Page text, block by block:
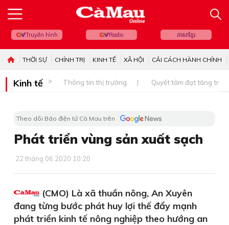
Truyền hình Radio ភាសាខ្មែរ
THỜI SỰ CHÍNH TRỊ KINH TẾ XÃ HỘI CẢI CÁCH HÀNH CHÍNH
Kinh tế Thông tin thị trường Quyết tâm đạt tăng
Theo dõi Báo điện tử Cà Mau trên
Phát triển vùng sản xuất sạch
22 tháng 06 2020 10:20
(CMO) Là xã thuần nông, An Xuyên
đang từng bước phát huy lợi thế đẩy mạnh
phát triển kinh tế nông nghiệp theo hướng an